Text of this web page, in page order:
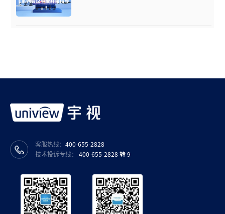
客服热线： 400-655-2828
技术投诉专线： 400-655-2828 转 9